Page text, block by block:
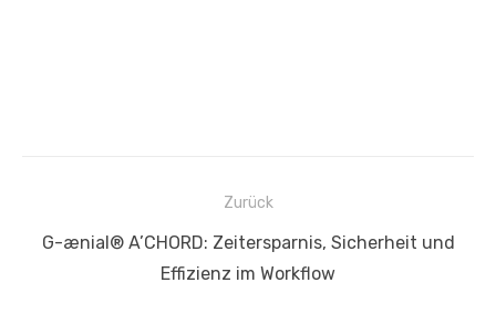
Beitragsnavigation
Zurück
Vorheriger
G-ænial® A’CHORD: Zeitersparnis, Sicherheit und
Effizienz im Workflow